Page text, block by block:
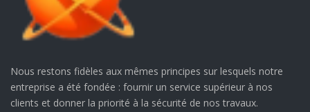
Nous restons fidèles aux mêmes principes sur lesquels notre
entreprise a été fondée : fournir un service supérieur à nos
clients et donner la priorité à la sécurité de nos travaux.